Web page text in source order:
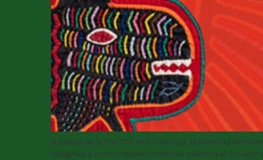
A meses de la PreCOP en Costa Rica, la juventud
indígenas y comunidades forestales asistirán al